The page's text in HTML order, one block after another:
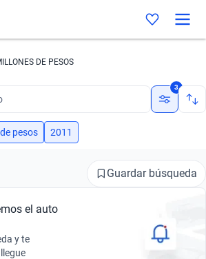
DE PESOS
3
pesos 2011
Guardar búsqueda
el auto
y te